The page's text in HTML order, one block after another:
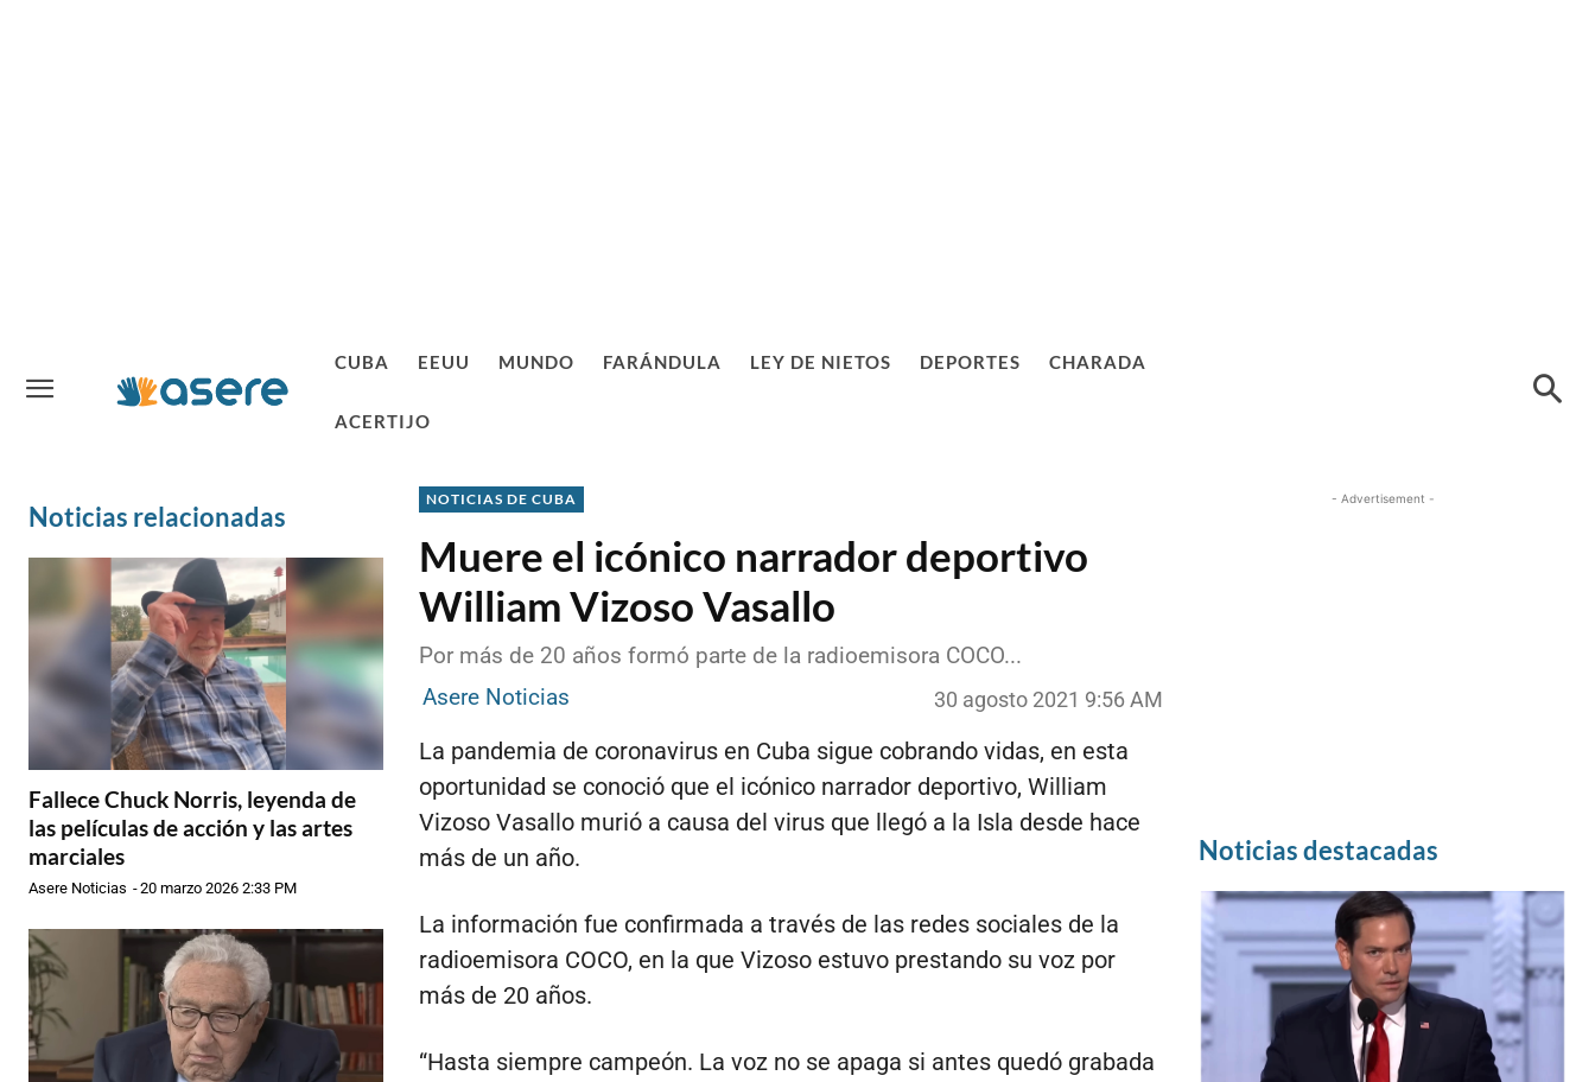
CUBA EEUU MUNDO FARÁNDULA LEY DE NIETOS DEPORTES CHARADA
ACERTIJO
Noticias relacionadas
Fallece Chuck Norris, leyenda de
las películas de acción y las artes
marciales
Asere Noticias -20 marzo 2026 2:33 PM
NOTICIAS DE CUBA
Muere el icónico narrador deportivo
William Vizoso Vasallo
Por más de 20 años formó parte de la radioemisora COCO...
Asere Noticias
30 agosto 2021 9:56 AM
La pandemia de coronavirus en Cuba sigue cobrando vidas, en esta
oportunidad se conoció que el icónico narrador deportivo, William
Vizoso Vasallo murió a causa del virus que llegó a la Isla desde hace
más de un año.
La información fue confirmada a través de las redes sociales de la
radioemisora COCO, en la que Vizoso estuvo prestando su voz por
más de 20 años.
“Hasta siempre campeón. La voz no se apaga si antes quedó grabada
- Advertisement -
Noticias destacadas